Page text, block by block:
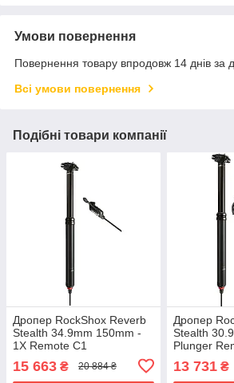
Умови повернення
Повернення товару впродовж 14 днів за
Всі умови повернення
Подібні товари компанії
Дропер RockShox Reverb
Stealth 34.9mm 150mm -
1X Remote C1
15 663 ₴ 20 884 ₴
Дропер
Stealth
Plunger
13 731₴